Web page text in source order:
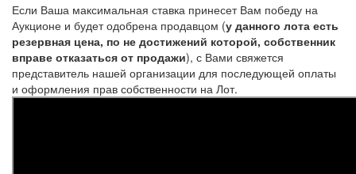
Если Ваша максимальная ставка принесет Вам победу на
Аукционе и будет одобрена продавцом (у данного лота есть
резервная цена, по не достижений которой, собственник
вправе отказаться от продажи), с Вами свяжется
представитель нашей организации для последующей оплаты
и оформления прав собственности на Лот.